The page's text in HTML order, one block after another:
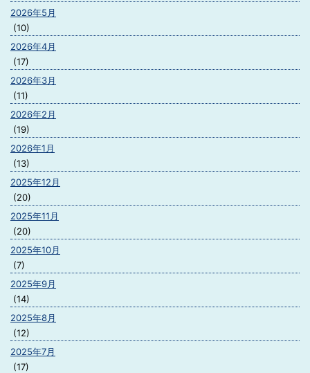
2026年5月
(10)
2026年4月
(17)
2026年3月
(11)
2026年2月
(19)
2026年1月
(13)
2025年12月
(20)
2025年11月
(20)
2025年10月
(7)
2025年9月
(14)
2025年8月
(12)
2025年7月
(17)